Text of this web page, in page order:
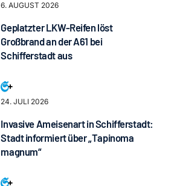
6. AUGUST 2026
Geplatzter LKW-Reifen löst
Großbrand an der A61 bei
Schifferstadt aus
24. JULI 2026
Invasive Ameisenart in Schifferstadt:
Stadt informiert über „Tapinoma
magnum“